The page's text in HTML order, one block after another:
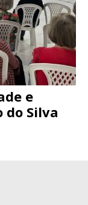
e
do Silva